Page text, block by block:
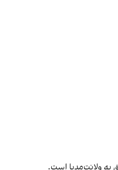
به ولانت‌مدیا است.